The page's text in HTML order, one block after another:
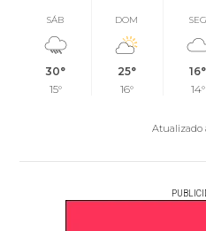
SÁB
30°
15°
DOM
25°
16°
SEG
16°
14°
Atualizado